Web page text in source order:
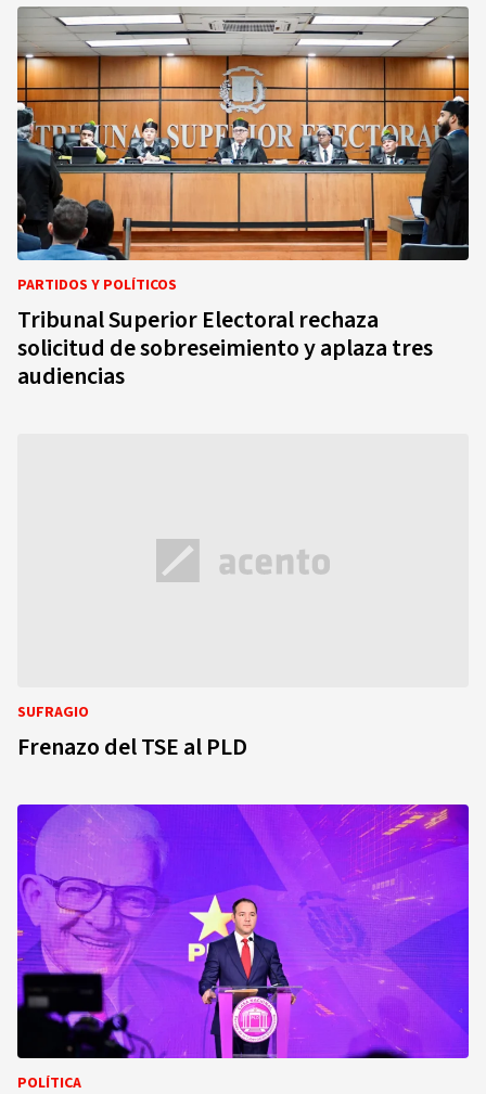
PARTIDOS Y POLÍTICOS
Tribunal Superior Electoral rechaza
solicitud de sobreseimiento y aplaza tres
audiencias
SUFRAGIO
Frenazo del TSE al PLD
POLÍTICA